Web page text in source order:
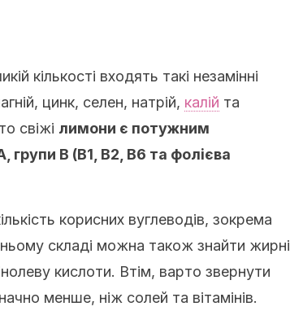
кількості входять такі незамінні
цинк, селен, натрій, калій та
свіжі лимони є потужним
групи В (В1, В2, В6 та фолієва
корисних вуглеводів, зокрема
складі можна також знайти жирні
кислоти. Втім, варто звернути
менше, ніж солей та вітамінів.